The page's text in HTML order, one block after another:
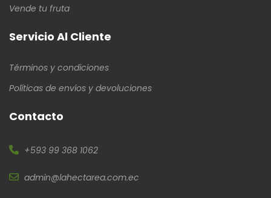
Vende tu fruta
Servicio Al Cliente
Términos y condiciones
Políticas de envíos y devoluciones
Contacto
+593 99 368 1062
admin@lahectarea.com.ec